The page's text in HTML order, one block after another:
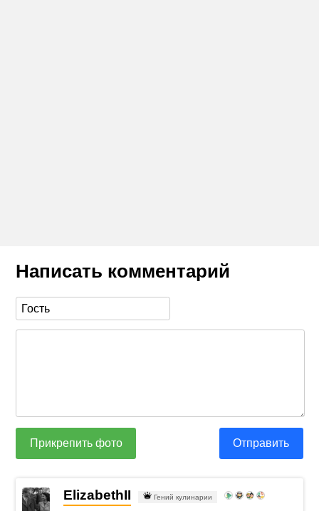
Написать комментарий
Прикрепить фото Отправить
ElizabethII Гений кулинарии